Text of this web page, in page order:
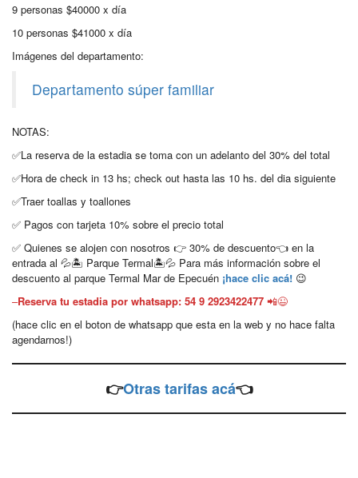
9 personas $40000 x día
10 personas $41000 x día
Imágenes del departamento:
Departamento súper familiar
NOTAS:
✅La reserva de la estadia se toma con un adelanto del 30% del total
✅Hora de check in 13 hs; check out hasta las 10 hs. del dia siguiente
✅Traer toallas y toallones
✅ Pagos con tarjeta 10% sobre el precio total
✅ Quienes se alojen con nosotros 👉 30% de descuento👈 en la
entrada al 💦🏝 Parque Termal🏝💦 Para más información sobre el
descuento al parque Termal Mar de Epecuén ¡hace clic acá! 😉
–Reserva tu estadia por whatsapp: 54 9 2923422477 📲😉
(hace clic en el boton de whatsapp que esta en la web y no hace falta
agendarnos!)
👉Otras tarifas acá👈